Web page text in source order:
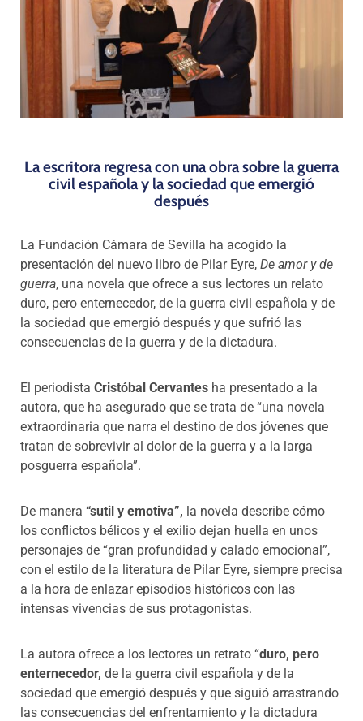
La escritora regresa con una obra sobre la guerra
civil española y la sociedad que emergió
después
La Fundación Cámara de Sevilla ha acogido la
presentación del nuevo libro de Pilar Eyre, De amor y de
guerra, una novela que ofrece a sus lectores un relato
duro, pero enternecedor, de la guerra civil española y de
la sociedad que emergió después y que sufrió las
consecuencias de la guerra y de la dictadura.
El periodista Cristóbal Cervantes ha presentado a la
autora, que ha asegurado que se trata de “una novela
extraordinaria que narra el destino de dos jóvenes que
tratan de sobrevivir al dolor de la guerra y a la larga
posguerra española”.
De manera “sutil y emotiva”, la novela describe cómo
los conflictos bélicos y el exilio dejan huella en unos
personajes de “gran profundidad y calado emocional”,
con el estilo de la literatura de Pilar Eyre, siempre precisa
a la hora de enlazar episodios históricos con las
intensas vivencias de sus protagonistas.
La autora ofrece a los lectores un retrato “duro, pero
enternecedor, de la guerra civil española y de la
sociedad que emergió después y que siguió arrastrando
las consecuencias del enfrentamiento y la dictadura